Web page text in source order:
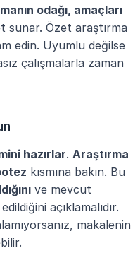
odağı, amaçları
sunar. Özet araştırma
edin. Uyumlu değilse
çalışmalarla zaman
hazırlar. Araştırma
kısmına bakın. Bu
ve mevcut
açıklamalıdır.
makalenin